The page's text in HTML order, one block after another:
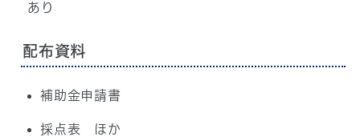
あり
配布資料
補助金申請書
採点表 ほか